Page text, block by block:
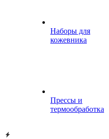
Наборы для
кожевника
Прессы и
термообработка